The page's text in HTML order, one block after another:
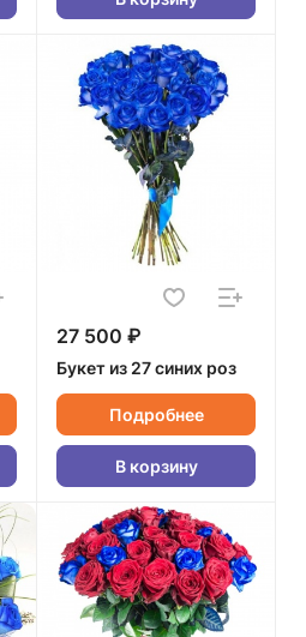
27 500 ₽
Букет из 27 синих роз
Подробнее
В корзину